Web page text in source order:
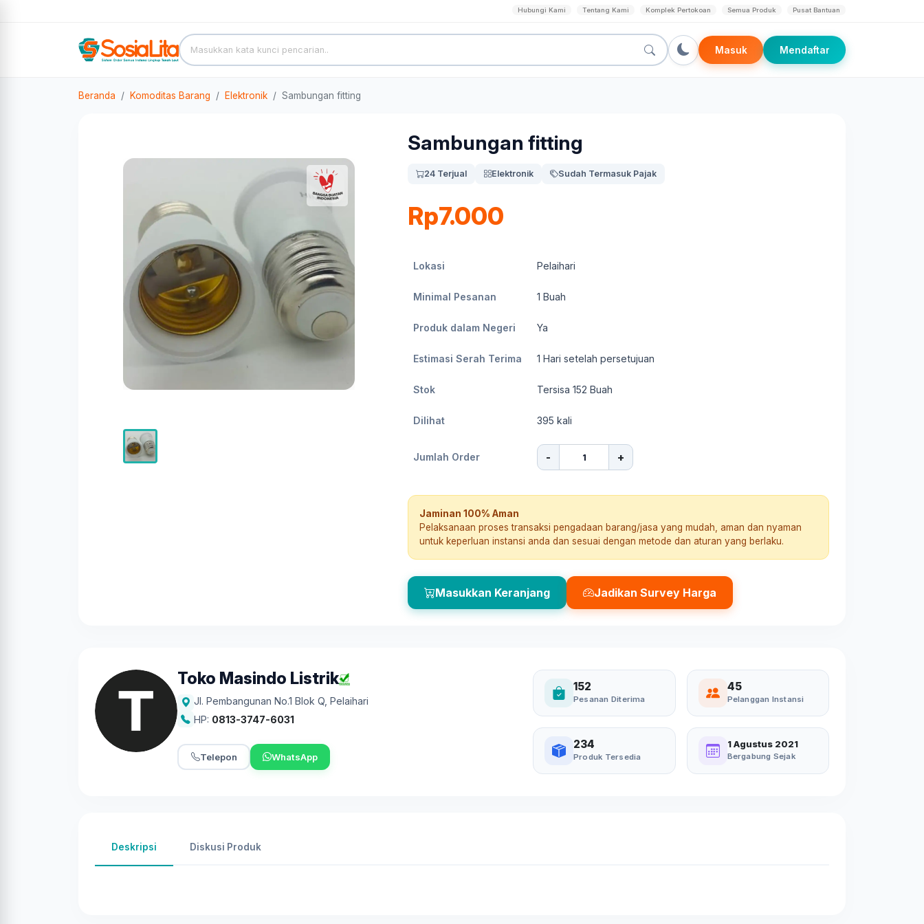
Hubungi Kami Tentang Kami Komplek Pertokoan Semua Produk Pusat Bantuan
Masuk Mendaftar
Beranda Komoditas Barang Elektronik Sambungan fitting
Sambungan fitting
24 Terjual Elektronik Sudah Termasuk Pajak
Rp7.000
Lokasi Pelaihari
Minimal Pesanan 1 Buah
Produk dalam Negeri Ya
Estimasi Serah Terima 1 Hari setelah persetujuan
Stok Tersisa 152 Buah
Dilihat 395 kali
Jumlah Order - +
Jaminan 100% Aman
Pelaksanaan proses transaksi pengadaan barang/jasa yang mudah, aman dan nyaman
untuk keperluan instansi anda dan sesuai dengan metode dan aturan yang berlaku.
Masukkan Keranjang Jadikan Survey Harga
Toko Masindo Listrik
Jl. Pembangunan No.1 Blok Q Pelaihari
HP: 0813-3747-6031
Telepon WhatsApp
152
Pesanan Diterima
45
Pelanggan Instansi
234
Produk Tersedia
1 Agustus 2021
Bergabung Sejak
Deskripsi Diskusi Produk